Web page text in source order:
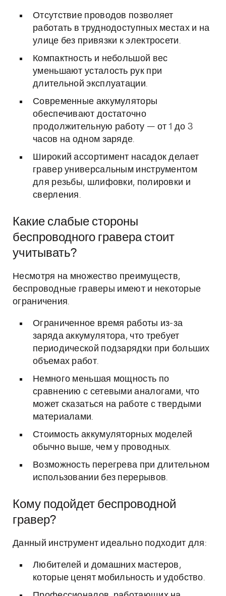
Отсутствие проводов позволяет
работать в труднодоступных местах и на
улице без привязки к электросети.
Компактность и небольшой вес
уменьшают усталость рук при
длительной эксплуатации.
Современные аккумуляторы
обеспечивают достаточно
продолжительную работу — от 1 до 3
часов на одном заряде.
Широкий ассортимент насадок делает
гравер универсальным инструментом
для резьбы, шлифовки, полировки и
сверления.
Какие слабые стороны
беспроводного гравера стоит
учитывать?
Несмотря на множество преимуществ,
беспроводные граверы имеют и некоторые
ограничения.
Ограниченное время работы из-за
заряда аккумулятора, что требует
периодической подзарядки при больших
объемах работ.
Немного меньшая мощность по
сравнению с сетевыми аналогами, что
может сказаться на работе с твердыми
материалами.
Стоимость аккумуляторных моделей
обычно выше, чем у проводных.
Возможность перегрева при длительном
использовании без перерывов.
Кому подойдет беспроводной
гравер?
Данный инструмент идеально подходит для:
Любителей и домашних мастеров,
которые ценят мобильность и удобство.